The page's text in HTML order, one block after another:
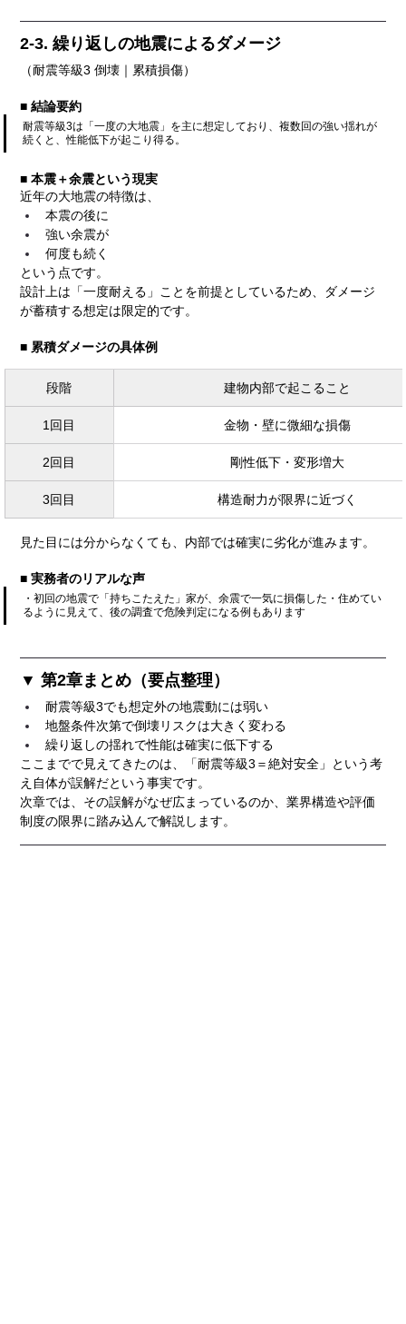
2-3. 繰り返しの地震によるダメージ
（耐震等級3 倒壊｜累積損傷）
■ 結論要約
耐震等級3は「一度の大地震」を主に想定しており、複数回の強い揺れが
続くと、性能低下が起こり得る。
■ 本震＋余震という現実
近年の大地震の特徴は、
本震の後に
強い余震が
何度も続く
という点です。
設計上は「一度耐える」ことを前提としているため、ダメージ
が蓄積する想定は限定的です。
■ 累積ダメージの具体例
段階 建物内部で起こること
1回目 金物・壁に微細な損傷
2回目 剛性低下・変形増大
3回目 構造耐力が限界に近づく
見た目には分からなくても、内部では確実に劣化が進みます。
■ 実務者のリアルな声
・初回の地震で「持ちこたえた」家が、余震で一気に損傷した・住めてい
るように見えて、後の調査で危険判定になる例もあります
▼ 第2章まとめ（要点整理）
耐震等級3でも想定外の地震動には弱い
地盤条件次第で倒壊リスクは大きく変わる
繰り返しの揺れで性能は確実に低下する
ここまでで見えてきたのは、「耐震等級3＝絶対安全」という考
え自体が誤解だという事実です。
次章では、その誤解がなぜ広まっているのか、業界構造や評価
制度の限界に踏み込んで解説します。